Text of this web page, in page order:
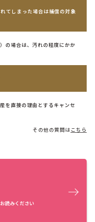
てしまった場合は補償の対象
の場合は、汚れの程度にかか
を直接の理由とするキャンセ
その他の質問は こちら
読みください